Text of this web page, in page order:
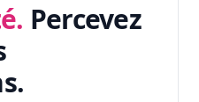
Percevez